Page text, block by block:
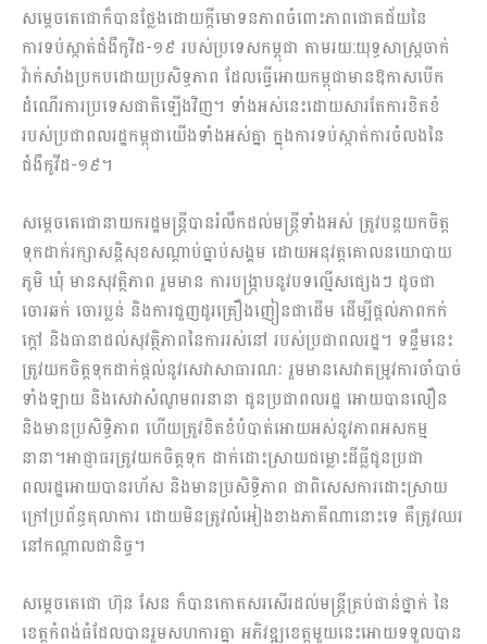
សម្តេចតេជោក៏បានថ្លែងដោយក្តីមោទនភាពចំពោះភាពជោគជ័យនៃ
ការទប់ស្កាត់ជំងឺកូវិដ-១៩ របស់ប្រទេសកម្ពុជា តាមរយ:យុទ្ធសាស្ត្រចាក់
វ៉ាក់សាំងប្រកបដោយប្រសិទ្ធភាព ដែលធ្វើអោយកម្ពុជាមានឱកាសបើក
ដំណើរការប្រទេសជាតិឡើងវិញ។ ទាំងអស់នេះដោយសារតែការខិតខំ
របស់ប្រជាពលរដ្ឋកម្ពុជាយើងទាំងអស់គ្នា ក្នុងការទប់ស្កាត់ការចំលងនៃ
ជំងឺកូវីដ-១៩។
សម្តេចតេជោនាយករដ្ឋមន្ត្រីបានរំលឹកដល់មន្រ្តីទាំងអស់ ត្រូវបន្តយកចិត្ត
ទុកដាក់រក្សាសន្តិសុខសណ្ដាប់ធ្នាប់សង្គម ដោយអនុវត្តគោលនយោបាយ
ភូមិ ឃុំ មានសុវត្ថិភាព រួមមាន ការបង្ក្រាបនូវបទល្មើសផ្សេងៗ ដូចជា
ចោរឆក់ ចោរប្លន់ និងការជួញដូរគ្រឿងញៀនជាដើម ដើម្បីផ្តល់ភាពកក់
ក្តៅ និងធានាដល់សុវត្ថិភាពនៃការរស់នៅ របស់ប្រជាពលរដ្ឋ។ ទន្ទឹមនេះ
ត្រូវយកចិត្តទុកដាក់ផ្តល់នូវសេវាសាធារណៈ រួមមានសេវាតម្រូវការចាំបាច់
ទាំងឡាយ និងសេវាសំណូមពរនានា ជូនប្រជាពលរដ្ឋ អោយបានលឿន
និងមានប្រសិទ្ធិភាព ហើយត្រូវខិតខំបំបាត់អោយអស់នូវភាពអសកម្ម
នានា។អាជ្ញាធរត្រូវយកចិត្តទុក ដាក់ដោះស្រាយជម្លោះដីធ្លីជូនប្រជា
ពលរដ្ឋអោយបានរហ័ស និងមានប្រសិទ្ធិភាព ជាពិសេសការដោះស្រាយ
ក្រៅប្រព័ន្ធតុលាការ ដោយមិនត្រូវលំអៀងខាងភាគីណានោះទេ គឺត្រូវឈរ
នៅកណ្ដាលជានិច្ច។
សម្តេចតេជោ ហ៊ុន សែន ក៏បានកោតសរសើរដល់មន្ត្រីគ្រប់ជាន់ថ្នាក់ នៃ
ខេត្តកំពង់ធំដែលបានរួមសហការគ្នា អភិវឌ្ឍខេត្តមួយនេះអោយទទួលបាន